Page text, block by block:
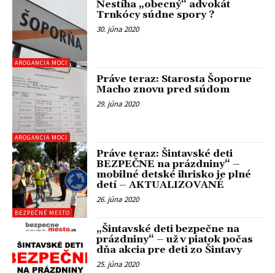
AROGANCIA MOCI
Nestíha „obecný“ advokát
Trnkócy súdne spory ?
30. júna 2020
AROGANCIA MOCI
Práve teraz: Starosta Šoporne
Macho znovu pred súdom
29. júna 2020
BEZPEČNÉ MESTO
Práve teraz: Šintavské deti
BEZPEČNE na prázdniny“ –
mobilné detské ihrisko je plné
detí – AKTUALIZOVANÉ
26. júna 2020
„Šintavské deti bezpečne na
prázdniny“ – už v piatok počas
dňa akcia pre deti zo Šintavy
25. júna 2020